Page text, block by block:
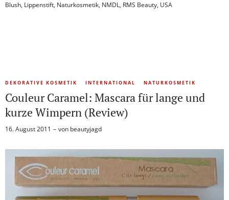
Blush, Lippenstift, Naturkosmetik, NMDL, RMS Beauty, USA
DEKORATIVE KOSMETIK INTERNATIONAL NATURKOSMETIK
Couleur Caramel: Mascara für lange und
kurze Wimpern (Review)
16. August 2011 von beautyjagd